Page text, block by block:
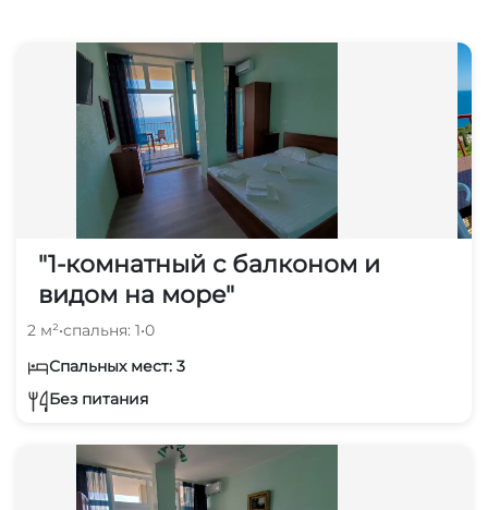
15 мин
аквапарк
10 мин
рынок
10 мин
"1-комнатный с балконом и
видом на море"
2 м²•спальня: 1•0
Спальных мест: 3
Без питания